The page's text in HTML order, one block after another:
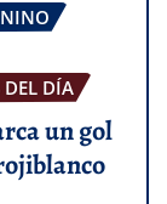
DEL DÍA
un gol